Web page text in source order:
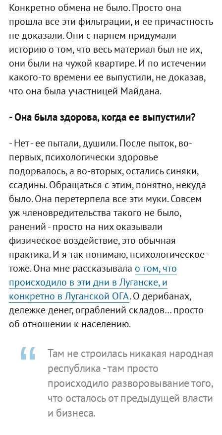
Конкретно обмена не было. Просто она
прошла все эти фильтрации, и ее причастность
не доказали. Они с парнем придумали
историю о том, что весь материал был не их,
они были на чужой квартире. И по истечении
какого-то времени ее выпустили, не доказав,
что она была участницей Майдана.
- Она была здорова, когда ее выпустили?
- Нет - ее пытали, душили. После пыток, во-
первых, психологически здоровье
подорвалось, а во-вторых, остались синяки,
ссадины. Обращаться с этим, понятно, некуда
было. Она перетерпела все эти муки. Совсем
уж членовредительства такого не было,
ранений - просто на них оказывали
физическое воздействие, это обычная
практика. И я так понимаю, психологическое -
тоже. Она мне рассказывала о том, что
происходило в эти дни в Луганске, и
конкретно в Луганской ОГА. О дерибанах,
дележке денег, ограблений складов… просто
об отношении к населению.
Там не строилась никакая народная
республика - там просто
происходило разворовывание того,
что осталось от предыдущей власти
и бизнеса.